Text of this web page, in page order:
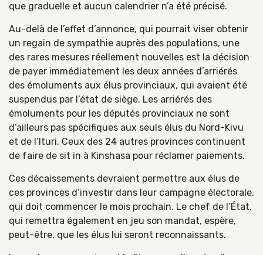
que graduelle et aucun calendrier n’a été précisé.
Au-delà de l’effet d’annonce, qui pourrait viser obtenir
un regain de sympathie auprès des populations, une
des rares mesures réellement nouvelles est la décision
de payer immédiatement les deux années d’arriérés
des émoluments aux élus provinciaux, qui avaient été
suspendus par l’état de siège. Les arriérés des
émoluments pour les députés provinciaux ne sont
d’ailleurs pas spécifiques aux seuls élus du Nord-Kivu
et de l’Ituri. Ceux des 24 autres provinces continuent
de faire de sit in à Kinshasa pour réclamer paiements.
Ces décaissements devraient permettre aux élus de
ces provinces d’investir dans leur campagne électorale,
qui doit commencer le mois prochain. Le chef de l’État,
qui remettra également en jeu son mandat, espère,
peut-être, que les élus lui seront reconnaissants.